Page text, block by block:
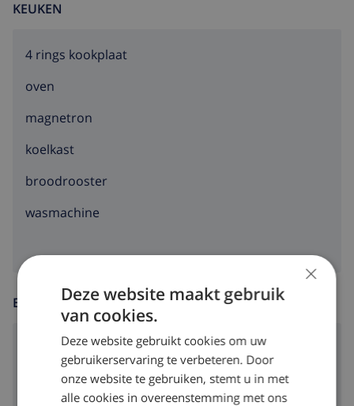
KEUKEN
4 rings kookplaat
oven
magnetron
koelkast
broodrooster
wasmachine
ENTERTAINMENT
Satelliet tv
×
Deze website maakt gebruik
van cookies.
Deze website gebruikt cookies om uw
gebruikerservaring te verbeteren. Door
onze website te gebruiken, stemt u in met
alle cookies in overeenstemming met ons